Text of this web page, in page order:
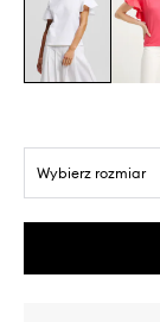
Wybierz rozmiar